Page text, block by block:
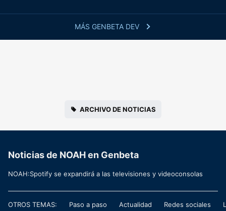
MÁS GENBETA DEV
ARCHIVO DE NOTICIAS
Noticias de NOAH en Genbeta
NOAH:Spotify se expandirá a las televisiones y videoconsolas
OTROS TEMAS: Paso a paso Actualidad Redes sociales